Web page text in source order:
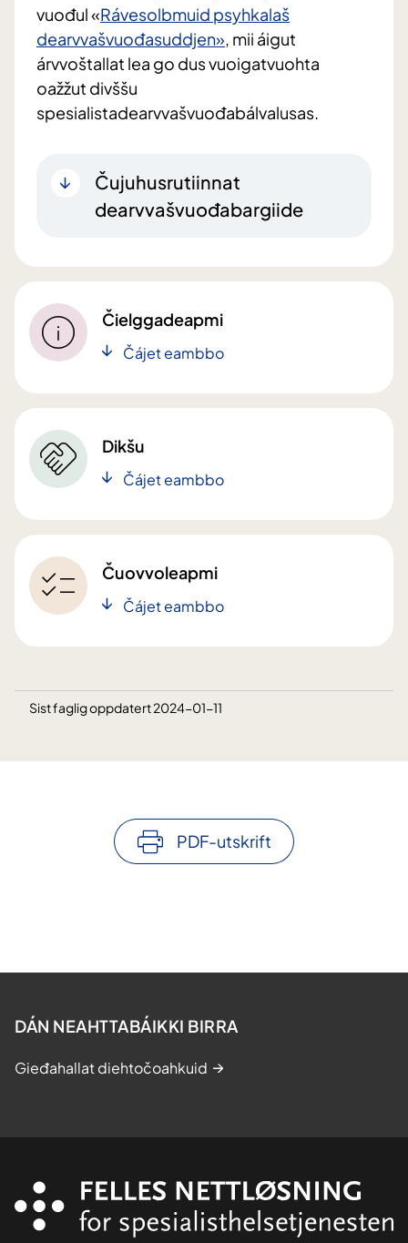
vuođul «Rávesolbmuid psyhkalaš
dearvvašvuođasuddjen», mii áigut
árvvoštallat lea go dus vuoigatvuohta
oažžut divššu
spesialistadearvvašvuođabálvalusas.
Čujuhusrutiinnat
dearvvašvuođabargiide
Čielggadeapmi
Čájet eambbo
Dikšu
Čájet eambbo
Čuovvoleapmi
Čájet eambbo
Sist faglig oppdatert 2024-01-11
PDF-utskrift
DÁN NEAHTTABÁIKKI BIRRA
Gieđahallat diehtočoahkuid